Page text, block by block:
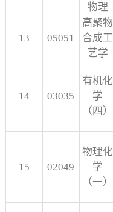
物理
13 05051
高聚物
合成工
艺学
14 03035
有机化
学
（四）
15 02049
物理化
学
（一）